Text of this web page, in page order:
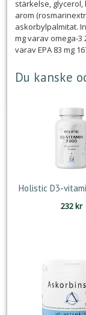
stärkelse,
arom
askorbylpalmitat.
mg varav omega-3
varav EPA 83 mg
Du kanske
Holistic D3-
232kr